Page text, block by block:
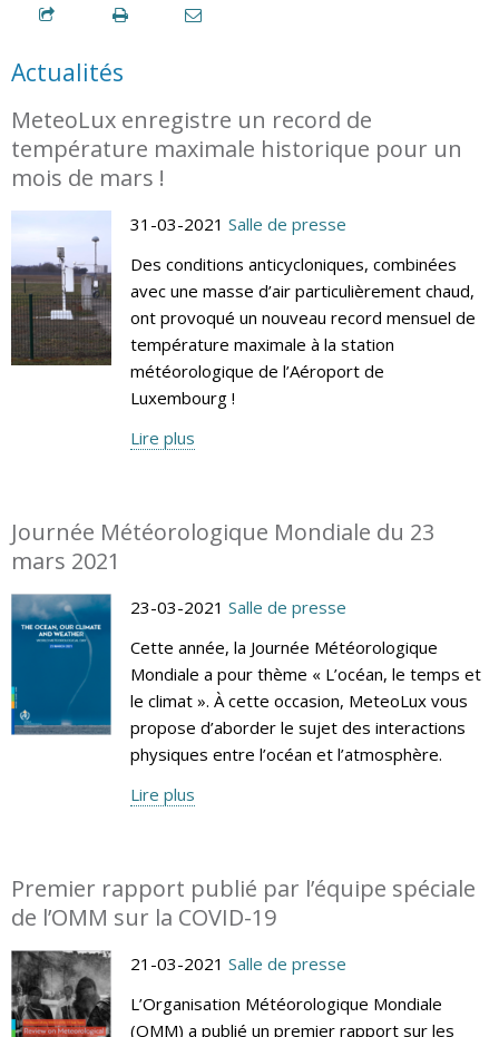
Actualités
MeteoLux enregistre un record de
température maximale historique pour un
mois de mars !
31-03-2021 Salle de presse
Des conditions anticycloniques, combinées
avec une masse d’air particulièrement chaud,
ont provoqué un nouveau record mensuel de
température maximale à la station
météorologique de l’Aéroport de
Luxembourg !
Lire plus
Journée Météorologique Mondiale du 23
mars 2021
23-03-2021 Salle de presse
Cette année, la Journée Météorologique
Mondiale a pour thème « L’océan, le temps et
le climat ». À cette occasion, MeteoLux vous
propose d’aborder le sujet des interactions
physiques entre l’océan et l’atmosphère.
Lire plus
Premier rapport publié par l’équipe spéciale
de l’OMM sur la COVID-19
21-03-2021 Salle de presse
L’Organisation Météorologique Mondiale
(OMM) a publié un premier rapport sur les